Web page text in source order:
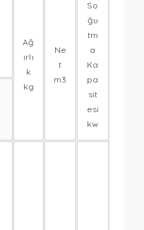
Ağ
ırlı
k
kg
Ne
t
m3
So
ğu
tm
a
Ka
pa
sit
esi
kw